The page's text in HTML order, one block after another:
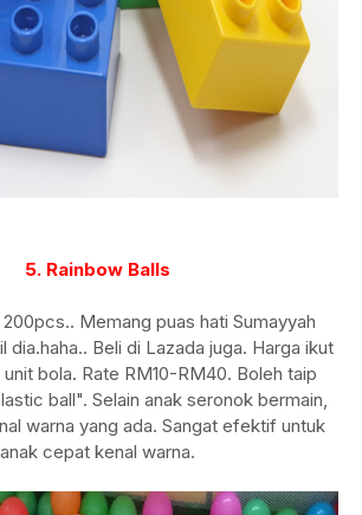
5. Rainbow Balls
Memang puas hati Sumayyah
dia.haha.. Beli di Lazada juga. Harga ikut
bola. Rate RM10-RM40. Boleh taip
ball". Selain anak seronok bermain,
warna yang ada. Sangat efektif untuk
anak cepat kenal warna.